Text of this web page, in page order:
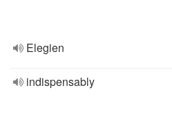
Elegien
indispensably